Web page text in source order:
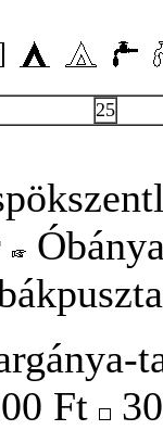
25
Ft